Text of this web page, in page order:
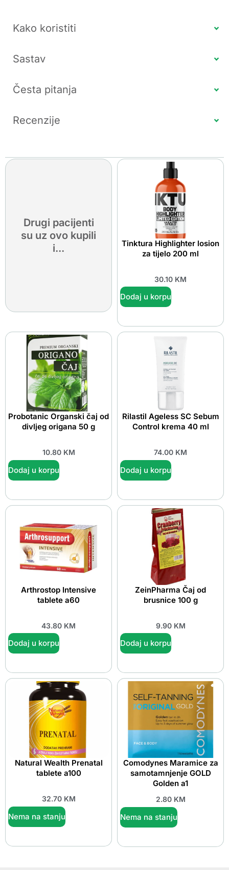
Kako koristiti
Sastav
Česta pitanja
Recenzije
Drugi pacijenti
su uz ovo kupili
i...
Tinktura Highlighter losion
za tijelo 200 ml
30.10 KM
Dodaj u korpu
Probotanic Organski čaj od
divljeg origana 50 g
10.80 KM
Dodaj u korpu
Rilastil Ageless SC Sebum
Control krema 40 ml
74.00 KM
Dodaj u korpu
Arthrostop Intensive
tablete a60
43.80 KM
Dodaj u korpu
ZeinPharma Čaj od
brusnice 100 g
9.90 KM
Dodaj u korpu
Natural Wealth Prenatal
tablete a100
32.70 KM
Nema na stanju
Comodynes Maramice za
samotamnjenje GOLD
Golden a1
2.80 KM
Nema na stanju